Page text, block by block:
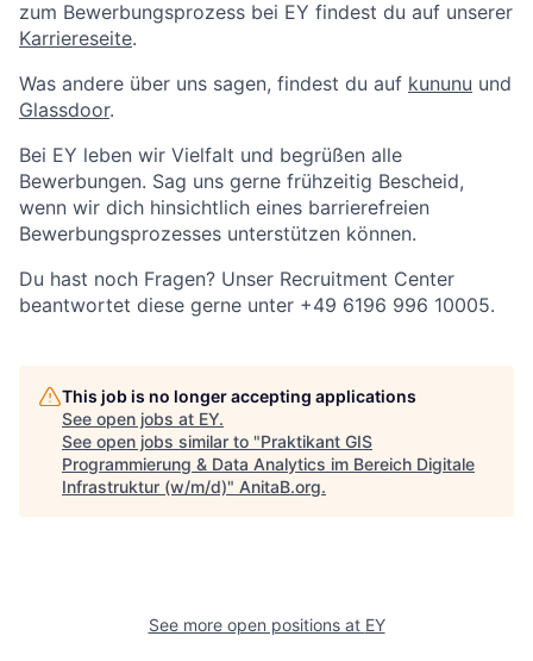
zum Bewerbungsprozess bei EY findest du auf unserer
Karriereseite.
Was andere über uns sagen, findest du auf kununu und
Glassdoor.
Bei EY leben wir Vielfalt und begrüßen alle
Bewerbungen. Sag uns gerne frühzeitig Bescheid,
wenn wir dich hinsichtlich eines barrierefreien
Bewerbungsprozesses unterstützen können.
Du hast noch Fragen? Unser Recruitment Center
beantwortet diese gerne unter +49 6196 996 10005.
This job is no longer accepting applications
See open jobs at EY.
See open jobs similar to "Praktikant GIS
Programmierung & Data Analytics im Bereich Digitale
Infrastruktur (w/m/d)" AnitaB.org.
See more open positions at EY